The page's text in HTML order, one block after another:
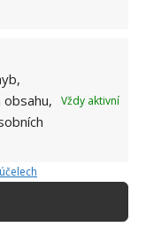
Vždy aktivní
se
nadchla, že se